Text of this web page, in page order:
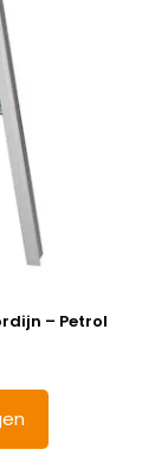
– Petrol